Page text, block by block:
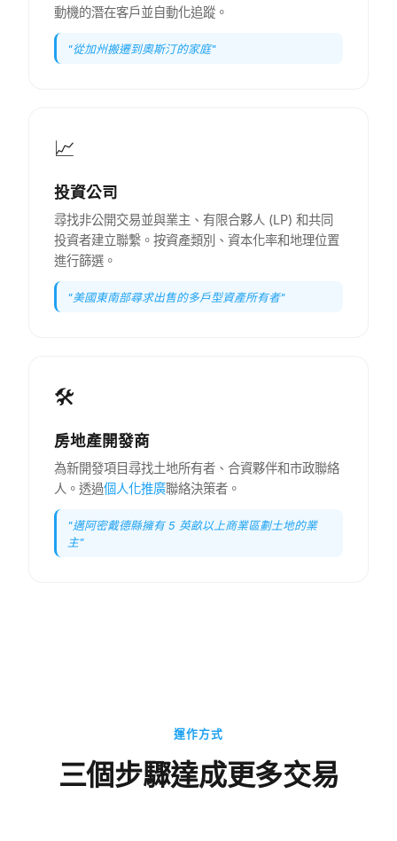
動機的潛在客戶並自動化追蹤。
"從加州搬遷到奧斯汀的家庭"
📈
投資公司
尋找非公開交易並與業主、有限合夥人 (LP) 和共同
投資者建立聯繫。按資產類別、資本化率和地理位置
進行篩選。
"美國東南部尋求出售的多戶型資產所有者"
🛠️
房地產開發商
為新開發項目尋找土地所有者、合資夥伴和市政聯絡
人。透過個人化推廣聯絡決策者。
"邁阿密戴德縣擁有 5 英畝以上商業區劃土地的業
主"
運作方式
三個步驟達成更多交易